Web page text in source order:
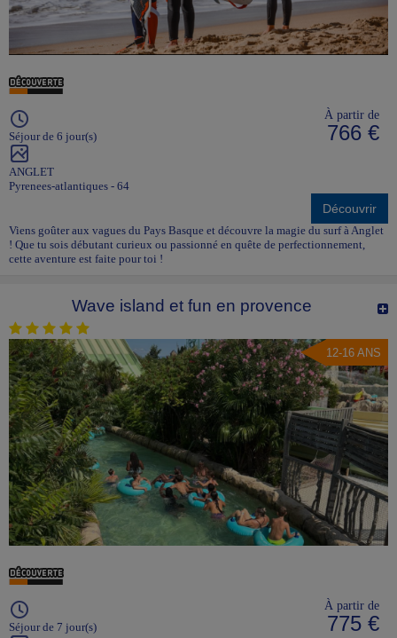
Séjour de 6 jour(s)
ANGLET
Pyrenees-atlantiques - 64
À partir de
766 €
Découvrir
Viens goûter aux vagues du Pays Basque et découvre la magie du surf à Anglet
! Que tu sois débutant curieux ou passionné en quête de perfectionnement,
cette aventure est faite pour toi !
Wave island et fun en provence
12-16 ANS
Séjour de 7 jour(s)
À partir de
775 €